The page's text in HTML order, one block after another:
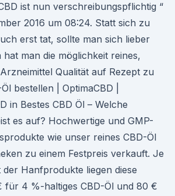
ist nun verschreibungspflichtig “
2016 um 08:24. Statt sich zu
erst tat, sollte man sich lieber
man die möglichkeit reines,
Qualität auf Rezept zu
bestellen | OptimaCBD |
in Bestes CBD Öl – Welche
es auf? Hochwertige und GMP-
wie unser reines CBD-Öl
zu einem Festpreis verkauft. Je
der Hanfprodukte liegen diese
für 4 %-haltiges CBD-Öl und 80 €